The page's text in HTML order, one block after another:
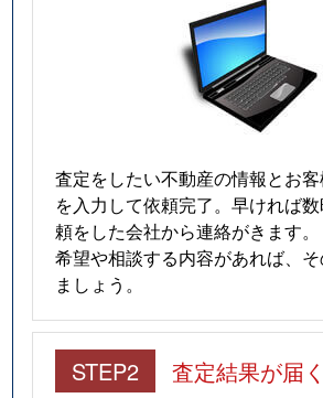
査定をしたい不動産の情報とお
を入力して依頼完了。早ければ
頼をした会社から連絡がきます。
希望や相談する内容があれば、そ
ましょう。
STEP2 査定結果が届く